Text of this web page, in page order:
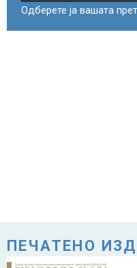
Одберете ја вашата
ПЕЧАТЕНО